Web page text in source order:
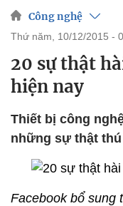
Công nghệ
thứ năm, 10/12/2015 -
20 sự thật
hiện nay
Thiết bị công
những sự thật
Facebook bổ sung